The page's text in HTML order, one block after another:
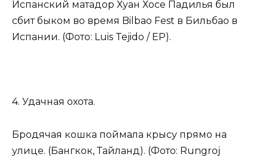
Испанский матадор Хуан Хосе Падилья был
сбит быком во время Bilbao Fest в Бильбао в
Испании. (Фото: Luis Tejido / EP).
4. Удачная охота.
Бродячая кошка поймала крысу прямо на
улице. (Бангкок, Тайланд). (Фото: Rungroj